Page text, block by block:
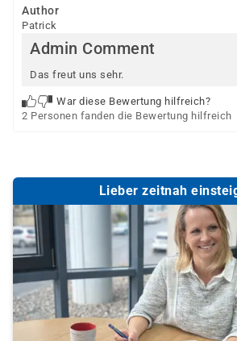
Author
Patrick
Admin Comment
Das freut uns sehr.
War diese Bewertung hilfreich?
2 Personen fanden die Bewertung hilfreich
Lieber zeitnah